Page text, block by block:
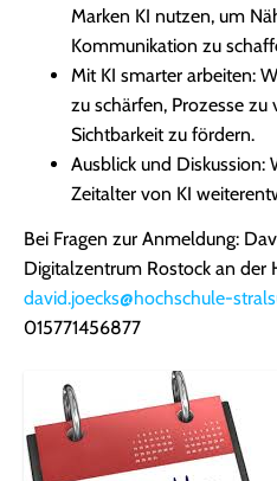
Marken KI nutzen, um
Kommunikation zu
Mit KI smarter arbeiten:
zu schärfen, Prozesse zu
Sichtbarkeit zu fördern.
Ausblick und Diskussion:
Zeitalter von KI
Bei Fragen zur Anmeldung:
Digitalzentrum Rostock an der
david.joecks@hochschule-
015771456877